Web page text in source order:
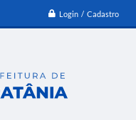
Login / Cadastro